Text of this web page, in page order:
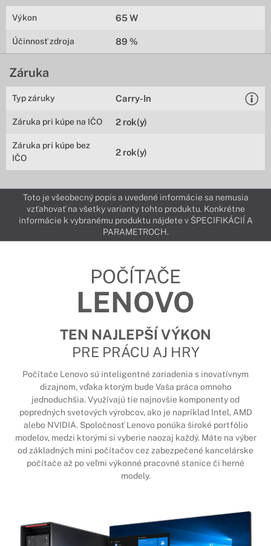
Výkon 65 W
Účinnosť zdroja 89 %
Záruka
Typ záruky Carry-In
Záruka pri kúpe na IČO 2 rok(y)
Záruka pri kúpe bez
IČO
2 rok(y)
Toto je všeobecný popis a uvedené informácie sa nemusia
vzťahovať na všetky varianty tohto produktu. Konkrétne
informácie k vybranému produktu nájdete v ŠPECIFIKÁCIÍ A
PARAMETROCH.
POČÍTAČE
LENOVO
TEN NAJLEPŠÍ VÝKON
PRE PRÁCU AJ HRY
Počítače Lenovo sú inteligentné zariadenia s inovatívnym
dizajnom, vďaka ktorým bude Vaša práca omnoho
jednoduchšia. Využívajú tie najnovšie komponenty od
popredných svetových výrobcov, ako je napríklad Intel, AMD
alebo NVIDIA. Spoločnosť Lenovo ponúka široké portfólio
modelov, medzi ktorými si vyberie naozaj každý. Máte na výber
od základných mini počítačov cez zabezpečené kancelárske
počítače až po veľmi výkonné pracovné stanice či herné
modely.